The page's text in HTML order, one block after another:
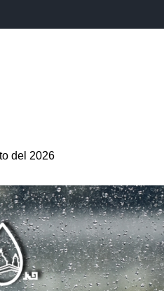
DEPORTES CIENCIA Y
del 2026